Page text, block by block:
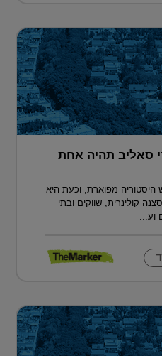
סאליב תהיה אחת
היסטוריה מפוארת, וכעת היא
קולינרית, שווקים ובתי
וע...